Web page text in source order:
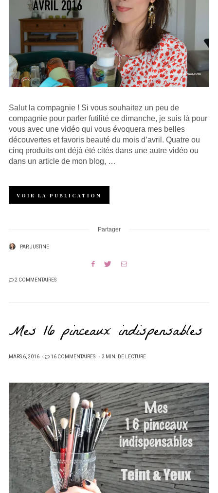
Salut la compagnie ! Si vous souhaitez un peu de
compagnie pour parler futilité ce dimanche, je suis là pour
vous avec une vidéo qui vous évoquera mes belles
découvertes et favoris beauté du mois d’avril. Quatre ou
cinq produits ont déjà été cités dans une autre vidéo ou
dans un article de mon blog, …
VOIR LA PUBLICATION
Partager
PARJUSTINE
2 COMMENTAIRES
Mes 16 pinceaux indispensables
PUBLIÉ
MARS 6, 2016 16 COMMENTAIRES 3 MIN. DE LECTURE